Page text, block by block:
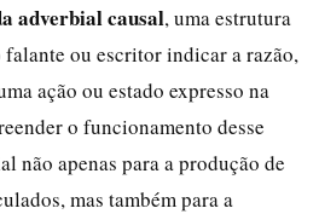
adverbial causal, uma estrutura
ou escritor indicar a razão,
ação ou estado expresso na
o funcionamento desse
não apenas para a produção de
mas também para a